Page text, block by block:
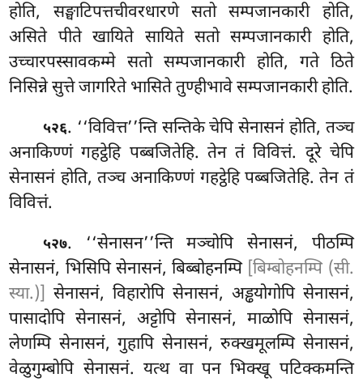
होति, सङ्घाटिपत्तचीवरधारणे सतो सम्पजानकारी होति,
असिते पीते खायिते सायिते सतो सम्पजानकारी होति,
उच्चारपस्सावकम्मे सतो सम्पजानकारी होति, गते ठिते
निसिन्ने सुत्ते जागरिते भासिते तुण्हीभावे सम्पजानकारी होति.
५२६. ‘‘विवित्त’’न्तिसन्तिके चेपि सेनासनं होति, तञ्च
अनाकिण्णं गहट्ठेहि पब्बजितेहि. तेन तं विवित्तं. दूरे चेपि
सेनासनं होति, तञ्च अनाकिण्णं गहट्ठेहि पब्बजितेहि. तेन तं
विवित्तं.
५२७. ‘‘सेनासन’’न्ति मञ्चोपि सेनासनं, पीठम्पि
सेनासनं, भिसिपि सेनासनं, बिब्बोहनम्पि [बिम्बोहनम्पि (सी.
स्या.)] सेनासनं, विहारोपि सेनासनं, अड्ढयोगोपि सेनासनं,
पासादोपि सेनासनं, अट्टोपि सेनासनं, माळोपि सेनासनं,
लेणम्पि सेनासनं, गुहापि सेनासनं, रुक्खमूलम्पि सेनासनं,
वेळुगुम्बोपि सेनासनं. यत्थ वा पन भिक्खू पटिक्कमन्ति